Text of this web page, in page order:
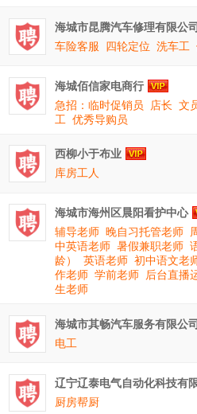
海城市昆腾汽车修理有限公司
车险客服
四轮定位 洗车工
海城佰信家电商行
急招：临时促销员
店长 文
工 优秀导购员
西柳小于布业
库房工人
海城市海州区晨阳看护中心
辅导老师 晚自习托管老师
中英语老师 暑假兼职老师
龄）
英语老师 初中语文老
作老师 学前老师 后台直播
生老师
海城市其畅汽车服务有限公司
电工
辽宁辽泰电气自动化科技有
厨房帮厨